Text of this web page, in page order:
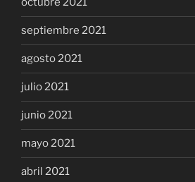
septiembre 2021
agosto 2021
julio 2021
junio 2021
mayo 2021
abril 2021